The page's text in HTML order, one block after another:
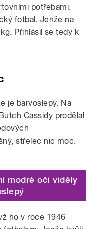
potřebami.
fotbal. Jenže na
Přihlásil se tedy k
je barvoslepý. Na
Cassidy prodělal
střelec nic moc.
modré oči viděly
ho v roce 1946